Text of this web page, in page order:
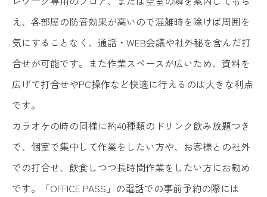
え、各部屋の防音効果が高いので混雑時を除けば周囲を
気にすることなく、通話・WEB会議や社外秘を含んだ打
合せが可能です。また作業スペースが広いため、資料を
広げて打合せやPC操作など快適に行えるのは大きな利点
です。
カラオケの時の同様に約40種類のドリンク飲み放題つき
で、個室で集中して作業をしたい方や、お客様との社外
での打合せ、飲食しつつ長時間作業をしたい方にお勧め
です。「OFFICE PASS」の電話での事前予約の際には